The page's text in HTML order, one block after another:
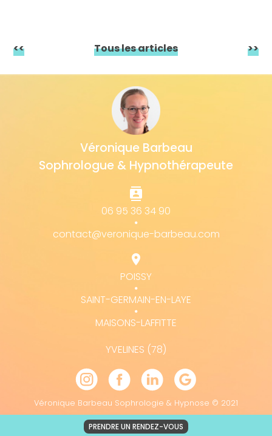
PRENDRE UN RENDEZ-VOUS
<< >>
Tous les articles
Véronique Barbeau
Sophrologue & Hypnothérapeute
contacts
06 95 36 34 90
⦁
contact@veronique-barbeau.com
location_on
POISSY
⦁
SAINT-GERMAIN-EN-LAYE
⦁
MAISONS-LAFFITTE
YVELINES (78)
Véronique Barbeau Sophrologie & Hypnose © 2021